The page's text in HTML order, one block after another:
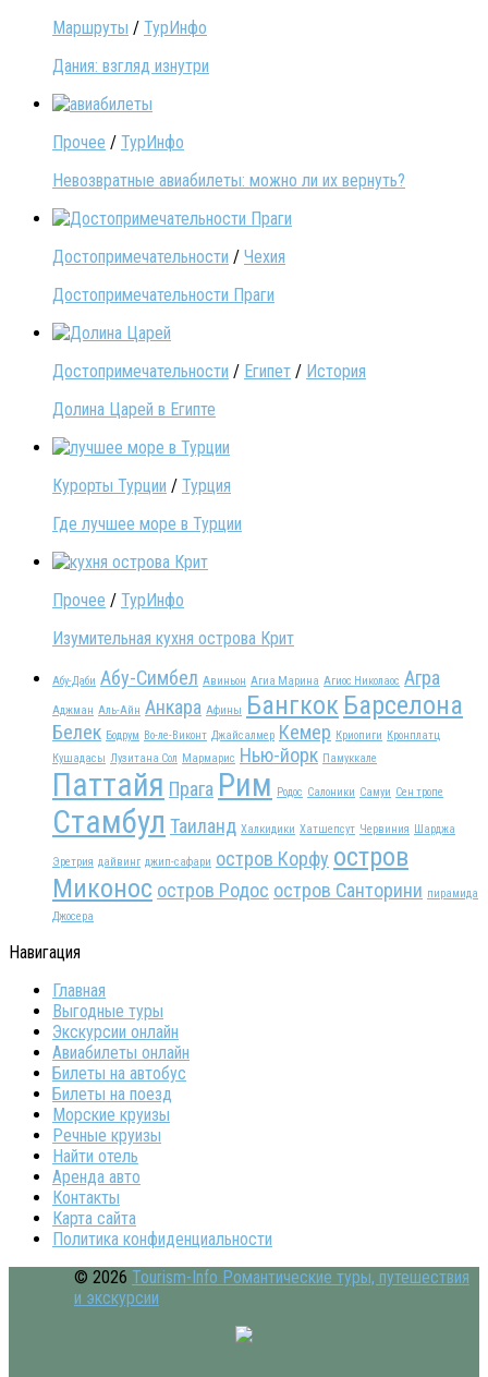
Маршруты / ТурИнфо
Дания: взгляд изнутри
Прочее / ТурИнфо
Невозвратные авиабилеты: можно ли их вернуть?
Достопримечательности / Чехия
Достопримечательности Праги
Достопримечательности / Египет / История
Долина Царей в Египте
Курорты Турции / Турция
Где лучшее море в Турции
Прочее / ТурИнфо
Изумительная кухня острова Крит
Абу-Даби Абу-Симбел Авиньон Агиа Марина Агиос Николаос Агра
Аджман Аль-Айн Анкара Афины Бангкок Барселона
Белек Бодрум Во-ле-Виконт Джайсалмер Кемер Криопиги Кронплатц
Кушадасы Лузитана Сол Мармарис Нью-йорк Памуккале
Паттайя Прага Рим Родос Салоники Самуи Сен тропе
Стамбул Таиланд Халкидики Хатшепсут Червиния Шарджа
Эретрия дайвинг джип-сафари остров Корфу остров
Миконос остров Родос остров Санторини пирамида
Джосера
Навигация
Главная
Выгодные туры
Экскурсии онлайн
Авиабилеты онлайн
Билеты на автобус
Билеты на поезд
Морские круизы
Речные круизы
Найти отель
Аренда авто
Контакты
Карта сайта
Политика конфиденциальности
© 2026 Tourism-Info Романтические туры, путешествия
и экскурсии